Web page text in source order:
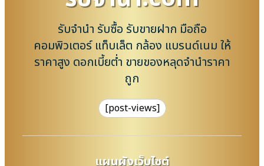
รับจำนำ รับซื้อ รับขายฝาก มือถือ
คอมพิวเตอร์ แท็บเล็ต กล้อง แบรนด์เนม ให้
ราคาสูง ดอกเบี้ยต่ำ ขายของหลุดจำนำราคา
ถูก
[post-views]
แผนผังเว็บไซต์